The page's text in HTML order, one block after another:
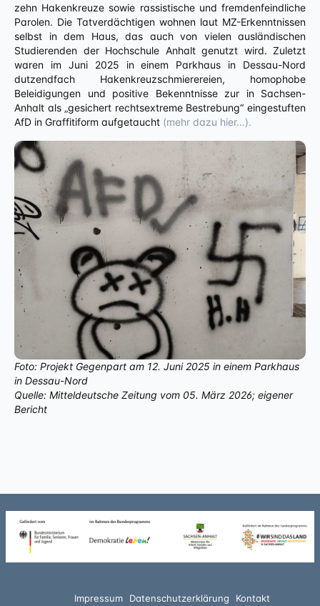
zehn Hakenkreuze sowie rassistische und fremdenfeindliche
Parolen. Die Tatverdächtigen wohnen laut MZ-Erkenntnissen
selbst in dem Haus, das auch von vielen ausländischen
Studierenden der Hochschule Anhalt genutzt wird. Zuletzt
waren im Juni 2025 in einem Parkhaus in Dessau-Nord
dutzendfach Hakenkreuzschmierereien, homophobe
Beleidigungen und positive Bekenntnisse zur in Sachsen-
Anhalt als „gesichert rechtsextreme Bestrebung“ eingestuften
AfD in Graffitiform aufgetaucht (mehr dazu hier…).
Foto: Projekt Gegenpart am 12. Juni 2025 in einem Parkhaus
in Dessau-Nord
Quelle: Mitteldeutsche Zeitung vom 05. März 2026; eigener
Bericht
Impressum Datenschutzerklärung Kontakt